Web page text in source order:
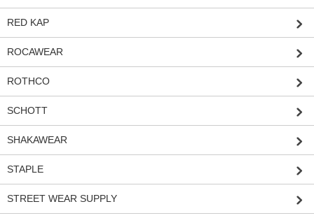
RED KAP
ROCAWEAR
ROTHCO
SCHOTT
SHAKAWEAR
STAPLE
STREET WEAR SUPPLY